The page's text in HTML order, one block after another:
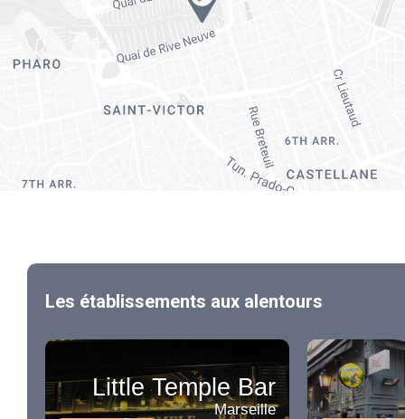
Les établissements aux alentours
Little Temple Bar
Marseille